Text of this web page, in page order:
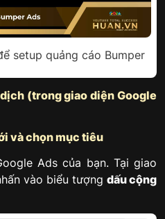
setup quảng cáo Bumper
(trong giao diện Google
và chọn mục tiêu
Ads của bạn. Tại giao
vào biểu tượng dấu cộng